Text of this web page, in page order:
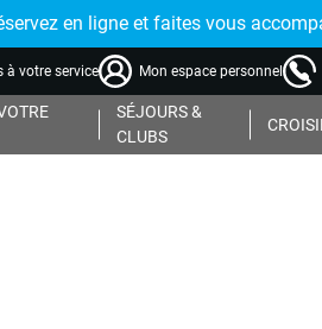
en ligne et faites vous
à votre service Mon espace personnel
SÉJOURS &
CLUBS